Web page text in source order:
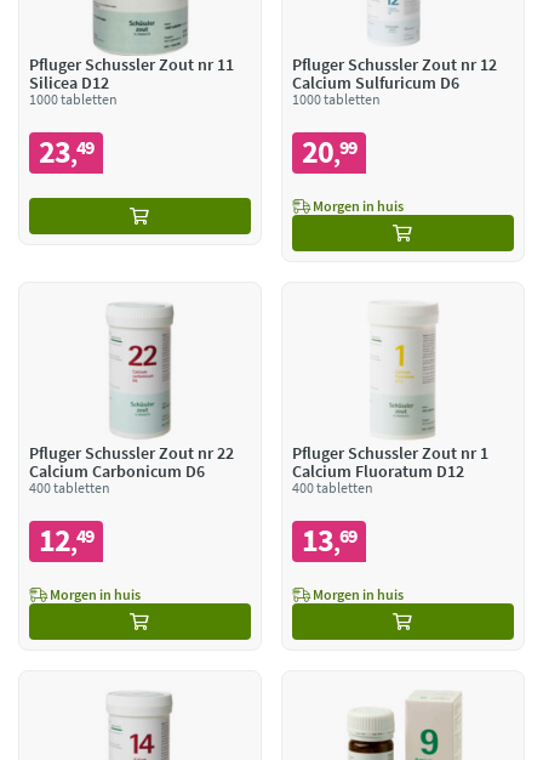
Pfluger Schussler Zout nr 11
Silicea D12
1000 tabletten
23,49
Pfluger Schussler Zout nr 12
Calcium Sulfuricum D6
1000 tabletten
20,99
Morgen in huis
Pfluger Schussler Zout nr 22
Calcium Carbonicum D6
400 tabletten
12,49
Morgen in huis
Pfluger Schussler Zout nr 1
Calcium Fluoratum D12
400 tabletten
13,69
Morgen in huis